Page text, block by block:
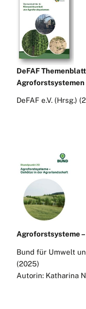
DeFAF
Agroforstsystemen
DeFAF e.V. (Hrsg.)
Agroforstsysteme
Bund für Umwelt
(2025)
Autorin: Katharina